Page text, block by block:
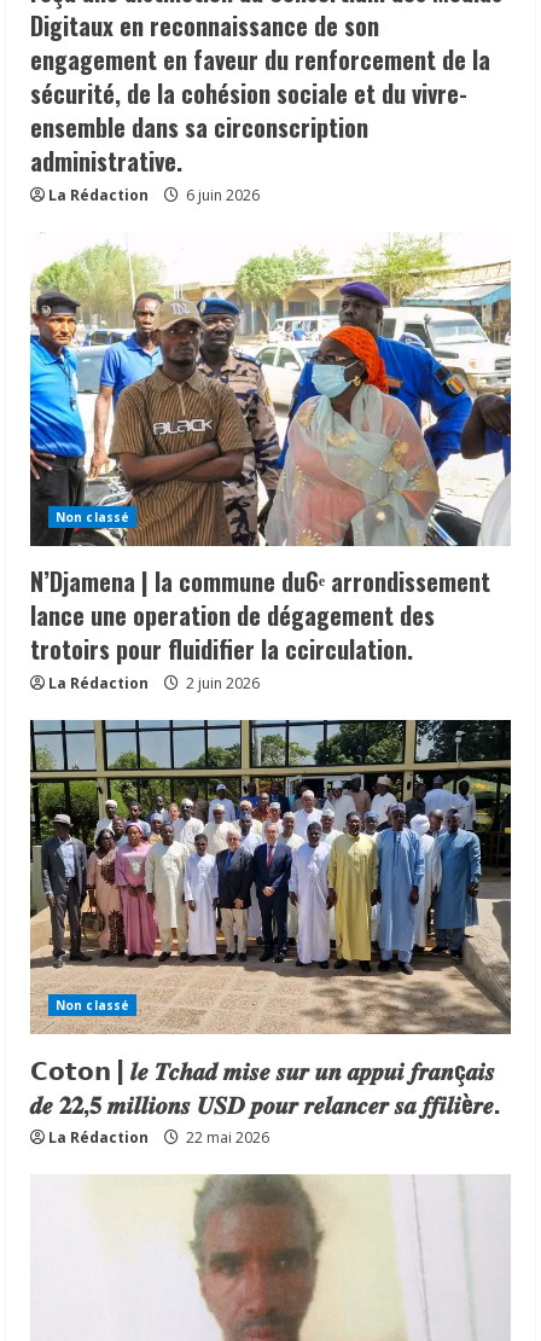
Digitaux en reconnaissance de son
engagement en faveur du renforcement de la
sécurité, de la cohésion sociale et du vivre-
ensemble dans sa circonscription
administrative.
La Rédaction 6 juin 2026
Non classé
N’Djamena | la commune du6ᵉ arrondissement
lance une operation de dégagement des
trotoirs pour fluidifier la ccirculation.
La Rédaction 2 juin 2026
Non classé
𝗖𝗼𝘁𝗼𝗻 | 𝒍𝒆 𝑻𝒄𝒉𝒂𝒅 𝒎𝒊𝒔𝒆 𝒔𝒖𝒓 𝒖𝒏 𝒂𝒑𝒑𝒖𝒊 𝒇𝒓𝒂𝒏ç𝒂𝒊𝒔
𝒅𝒆 𝟐𝟐,𝟓 𝒎𝒊𝒍𝒍𝒊𝒐𝒏𝒔 𝑼𝑺𝑫 𝒑𝒐𝒖𝒓 𝒓𝒆𝒍𝒂𝒏𝒄𝒆𝒓 𝒔𝒂 𝒇𝒇𝒊𝒍𝒊è𝒓𝒆.
La Rédaction 22 mai 2026